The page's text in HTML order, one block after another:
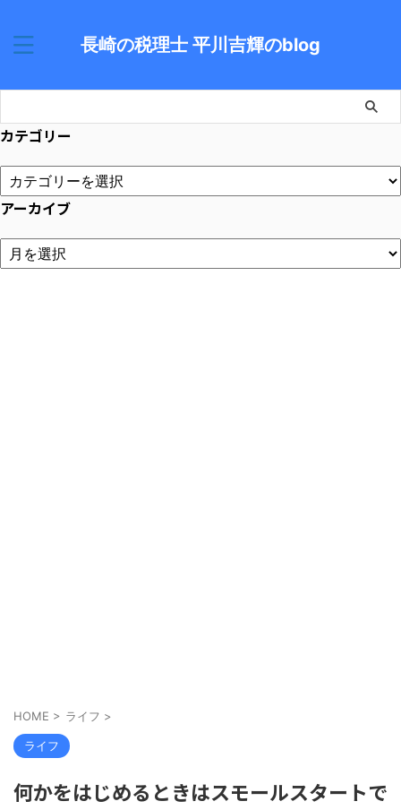
長崎の税理士 平川吉輝のblog
カテゴリー
アーカイブ
HOME > ライフ >
ライフ
何かをはじめるときはスモールスタートで